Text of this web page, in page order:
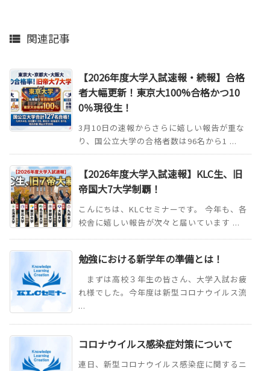
 関連記事
【2026年度大学入試速報・続報】合格
者大幅更新！東京大100%合格かつ10
0％現役生！
3月10日の速報からさらに嬉しい報告が重な
り、国公立大学の合格者数は96名から1 ...
【2026年度大学入試速報】KLC生、旧
帝国大7大学制覇！
こんにちは、KLCセミナーです。 今年も、各
校舎に嬉しい報告が次々と届いています ...
勉強における新学年の準備とは！
まずは高校３年生の皆さん、大学入試お疲
れ様でした。今年度は新型コロナウイルス流
...
コロナウイルス感染症対策について
連日、新型コロナウイルス感染症に関するニ